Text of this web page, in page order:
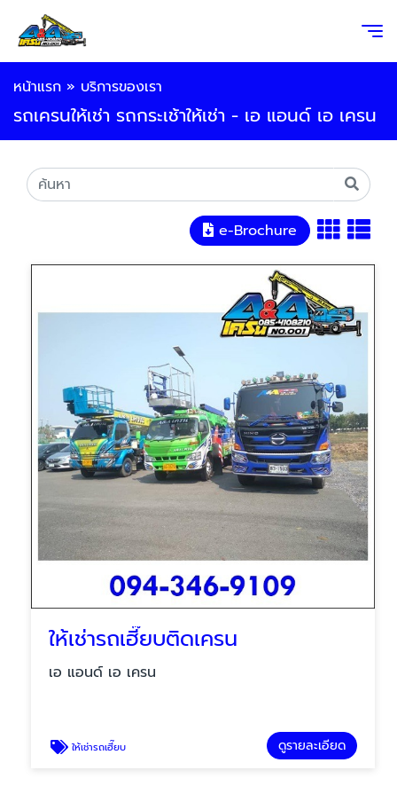
หน้าแรก » บริการของเรา
รถเครนให้เช่า รถกระเช้าให้เช่า - เอ แอนด์ เอ เครน
e-Brochure
ให้เช่ารถเฮี๊ยบติดเครน
เอ แอนด์ เอ เครน
ให้เช่ารถเฮี๊ยบ ดูรายละเอียด